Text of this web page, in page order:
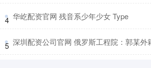
4 ​华屹配资官网 残音系少年少女 Type
5 深圳配资公司官网 俄罗斯工程院：郭某外